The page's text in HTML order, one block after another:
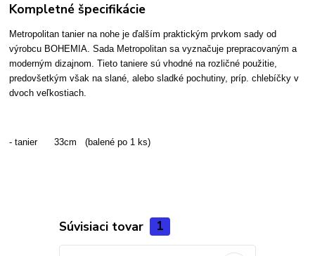
Kompletné špecifikácie
Metropolitan tanier na nohe je ďalším praktickým prvkom sady od
výrobcu BOHEMIA. Sada Metropolitan sa vyznačuje prepracovaným a
moderným dizajnom. Tieto taniere sú vhodné na rozličné použitie,
predovšetkým však na slané, alebo sladké pochutiny, príp. chlebíčky v
dvoch veľkostiach.
- tanier 33cm (balené po 1 ks)
Súvisiaci tovar 1